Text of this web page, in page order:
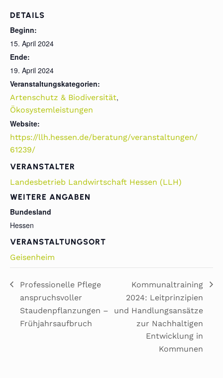
DETAILS
Beginn:
15. April 2024
Ende:
19. April 2024
Veranstaltungskategorien:
Artenschutz & Biodiversität,
Ökosystemleistungen
Website:
https://llh.hessen.de/beratung/veranstaltungen/
61239/
VERANSTALTUNGSORT
Geisenheim
VERANSTALTER
Landesbetrieb Landwirtschaft Hessen (LLH)
WEITERE ANGABEN
Bundesland
Hessen
Professionelle Pflege
anspruchsvoller
Staudenpflanzungen –
Frühjahrsaufbruch
Kommunaltraining
2024: Leitprinzipien
und Handlungsansätze
zur Nachhaltigen
Entwicklung in
Kommunen